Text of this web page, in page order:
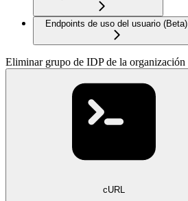
Endpoints de uso del usuario (Beta)
Eliminar grupo de IDP de la organización
cURL